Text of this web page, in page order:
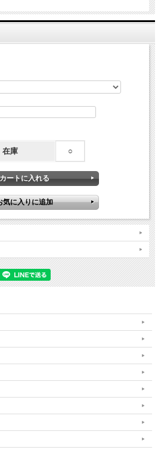
在庫 ○